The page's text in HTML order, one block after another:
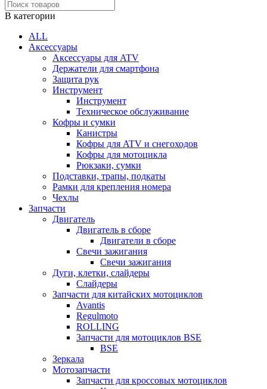
В категории
ALL
Аксессуары
Аксессуары для ATV
Держатели для смартфона
Защита рук
Инструмент
Инструмент
Техническое обслуживание
Кофры и сумки
Канистры
Кофры для ATV и снегоходов
Кофры для мотоцикла
Рюкзаки, сумки
Подставки, трапы, подкаты
Рамки для крепления номера
Чехлы
Запчасти
Двигатель
Двигатель в сборе
Двигатели в сборе
Свечи зажигания
Свечи зажигания
Дуги, клетки, слайдеры
Слайдеры
Запчасти для китайских мотоциклов
Avantis
Regulmoto
ROLLING
Запчасти для мотоциклов BSE
BSE
Зеркала
Мотозапчасти
Запчасти для кроссовых мотоциклов